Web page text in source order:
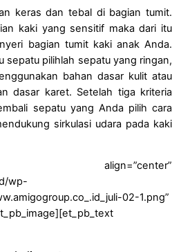
keras dan tebal di bagian tumit.
kaki yang sensitif maka dari itu
bagian tumit kaki anak Anda.
sepatu pilihlah sepatu yang ringan,
bahan dasar kulit atau
dasar karet. Setelah tiga kriteria
sepatu yang Anda pilih cara
sirkulasi udara pada kaki
align=”center”
wp-
02-1.png”